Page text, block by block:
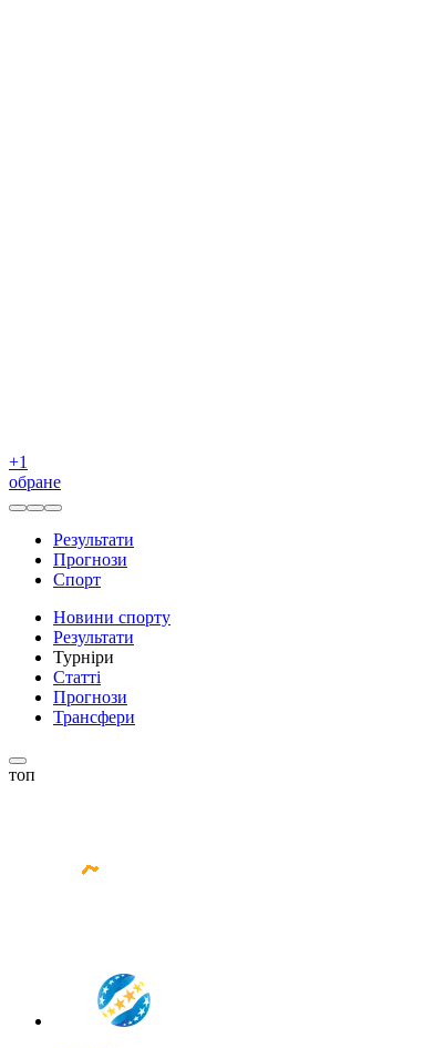
+1
обране
Результати
Прогнози
Спорт
Новини спорту
Результати
Турніри
Статті
Прогнози
Трансфери
топ